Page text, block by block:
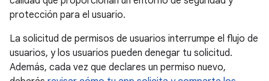
protección para el usuario.
La solicitud de permisos de usuarios interrumpe el flujo de
usuarios, y los usuarios pueden denegar tu solicitud.
Además, cada vez que declares un permiso nuevo,